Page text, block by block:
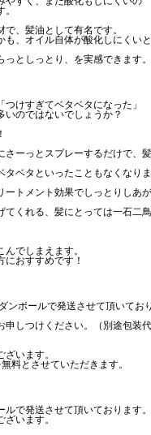
、髪油として有名です。
も、オイル自体が酸化しにくいと
っとしっとり、を実感できます。
けすぎてベタベタになった」
いのではないでしょうか？
さーっとスプレーするだけで、髪
タベタといったこともなくなりま
ートメント効果でしっとりしあが
てくれる、髪にとっては一石二鳥
でしまえます。
おすすめです！
ンボールで発送させて頂いてお
申しつけください。（別途包装代
います。
料とさせていただきます。
ルで発送させて頂いております。
います。